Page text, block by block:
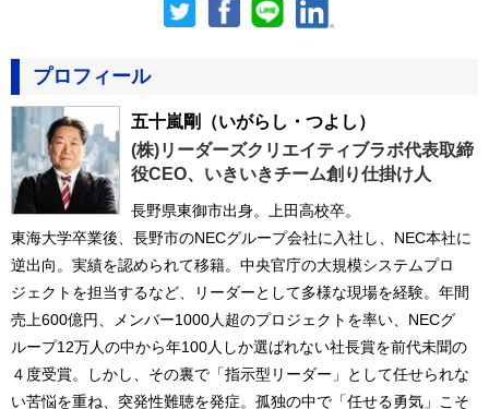
プロフィール
五十嵐剛
（いがらし・つよし）
(株)リーダーズクリエイティブラボ代表取締
役CEO、いきいきチーム創り仕掛け人
長野県東御市出身。上田高校卒。
東海大学卒業後、長野市のNECグループ会社に入社し、NEC本社に
逆出向。実績を認められて移籍。中央官庁の大規模システムプロ
ジェクトを担当するなど、リーダーとして多様な現場を経験。年間
売上600億円、メンバー1000人超のプロジェクトを率い、NECグ
ループ12万人の中から年100人しか選ばれない社長賞を前代未聞の
４度受賞。しかし、その裏で「指示型リーダー」として任せられな
い苦悩を重ね、突発性難聴を発症。孤独の中で「任せる勇気」こそ